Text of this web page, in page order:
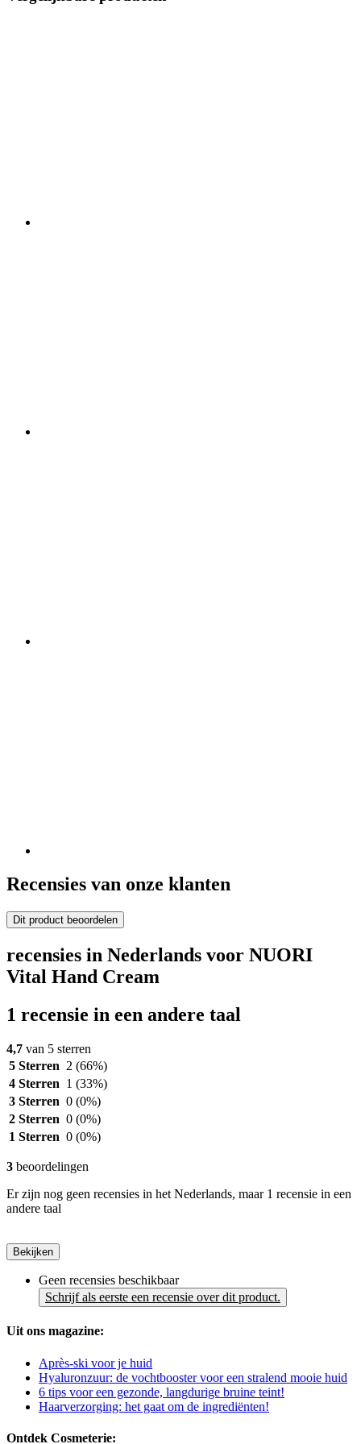
Recensies van onze klanten
Dit product beoordelen
recensies in Nederlands voor NUORI
Vital Hand Cream
1 recensie in een andere taal
4,7 van 5 sterren
5 Sterren 2 (66%)
4 Sterren 1 (33%)
3 Sterren 0 (0%)
2 Sterren 0 (0%)
1 Sterren 0 (0%)
3 beoordelingen
Er zijn nog geen recensies in het Nederlands, maar 1 recensie in een
andere taal
Bekijken
Geen recensies beschikbaar
Schrijf als eerste een recensie over dit product.
Uit ons magazine:
Après-ski voor je huid
Hyaluronzuur: de vochtbooster voor een stralend mooie huid
6 tips voor een gezonde, langdurige bruine teint!
Haarverzorging: het gaat om de ingrediënten!
Ontdek Cosmeterie: